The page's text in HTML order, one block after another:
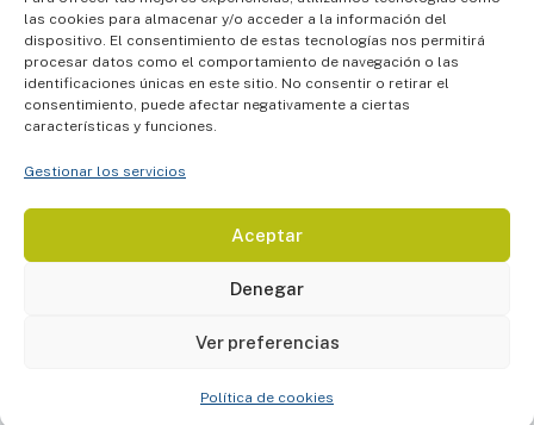
las cookies para almacenar y/o acceder a la información del
dispositivo. El consentimiento de estas tecnologías nos permitirá
procesar datos como el comportamiento de navegación o las
identificaciones únicas en este sitio. No consentir o retirar el
consentimiento, puede afectar negativamente a ciertas
características y funciones.
Gestionar los servicios
Aceptar
Denegar
Ver preferencias
Política de cookies
ASESORÍA PERSONALIZADA
TÉRMINOS Y CONDICIONES
AVISO DE PRIVACIDAD PARA ASPIRANTES E INSCRITOS AL CURSO